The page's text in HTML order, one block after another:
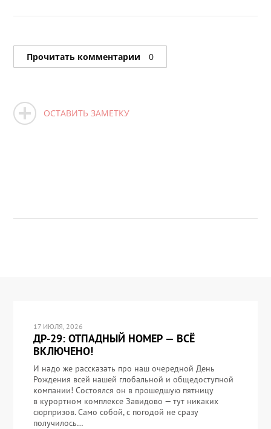
Прочитать комментарии 0
ОСТАВИТЬ ЗАМЕТКУ
17 ИЮЛЯ, 2026
ДР-29: ОТПАДНЫЙ НОМЕР — ВСЁ
ВКЛЮЧЕНО!
И надо же рассказать про наш очередной День
Рождения всей нашей глобальной и общедоступной
компании! Состоялся он в прошедшую пятницу
в курортном комплексе Завидово — тут никаких
сюрпризов. Само собой, с погодой не сразу
получилось…